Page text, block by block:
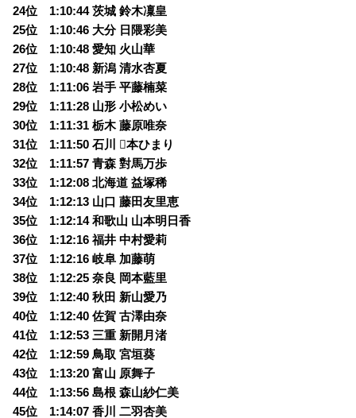
24位 1:10:44 茨城 鈴木凜皇
25位 1:10:46 大分 日隈彩美
26位 1:10:48 愛知 火山華
27位 1:10:48 新潟 清水杏夏
28位 1:11:06 岩手 平藤楠菜
29位 1:11:28 山形 小松めい
30位 1:11:31 栃木 藤原唯奈
31位 1:11:50 石川 本ひまり
32位 1:11:57 青森 對馬万歩
33位 1:12:08 北海道 益塚稀
34位 1:12:13 山口 藤田友里恵
35位 1:12:14 和歌山 山本明日香
36位 1:12:16 福井 中村愛莉
37位 1:12:16 岐阜 加藤萌
38位 1:12:25 奈良 岡本藍里
39位 1:12:40 秋田 新山愛乃
40位 1:12:40 佐賀 古澤由奈
41位 1:12:53 三重 新開月渚
42位 1:12:59 鳥取 宮垣葵
43位 1:13:20 富山 原舞子
44位 1:13:56 島根 森山紗仁美
45位 1:14:07 香川 二羽杏美